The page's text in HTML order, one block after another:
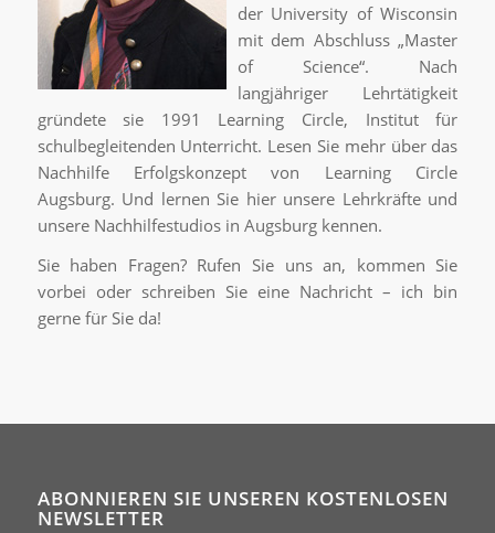
der University of Wisconsin
mit dem Abschluss „Master
of Science“. Nach
langjähriger Lehrtätigkeit
gründete sie 1991 Learning Circle, Institut für
schulbegleitenden Unterricht. Lesen Sie mehr über das
Nachhilfe Erfolgskonzept von Learning Circle
Augsburg. Und lernen Sie hier unsere Lehrkräfte und
unsere Nachhilfestudios in Augsburg kennen.
Sie haben Fragen? Rufen Sie uns an, kommen Sie
vorbei oder schreiben Sie eine Nachricht – ich bin
gerne für Sie da!
ABONNIEREN SIE UNSEREN KOSTENLOSEN
NEWSLETTER